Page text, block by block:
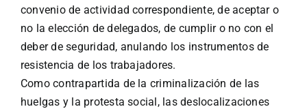
convenio de actividad correspondiente, de aceptar o
no la elección de delegados, de cumplir o no con el
deber de seguridad, anulando los instrumentos de
resistencia de los trabajadores.
Como contrapartida de la criminalización de las
huelgas y la protesta social, las deslocalizaciones